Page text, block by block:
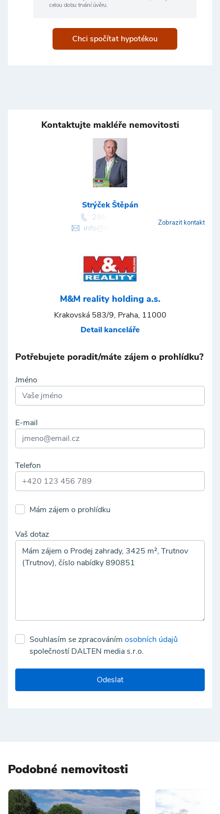
celou dobu trvání úvěru.
Chci spočítat hypotékou
Kontaktujte makléře nemovitosti
Strýček Štěpán
296 399 006
info@mmreality.cz
Zobrazit kontakt
M&M reality holding a.s.
Krakovská 583/9, Praha, 11000
Detail kanceláře
Potřebujete poradit/máte zájem o prohlídku?
Jméno
E-mail
Telefon
Mám zájem o prohlídku
Vaš dotaz
Souhlasím se zpracováním osobních údajů
společností DALTEN media s.r.o.
Odeslat
Podobné nemovitosti